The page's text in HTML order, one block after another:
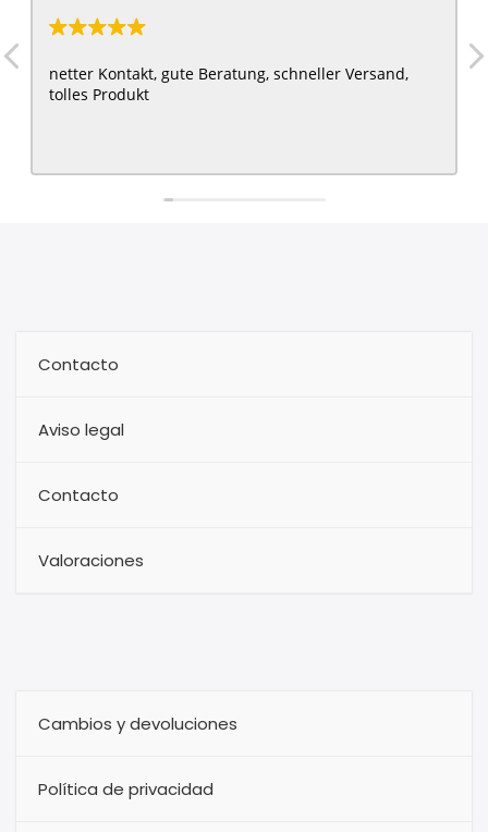
netter Kontakt, gute Beratung, schneller Versand,
tolles Produkt
Contacto
Aviso legal
Contacto
Valoraciones
Cambios y devoluciones
Política de privacidad